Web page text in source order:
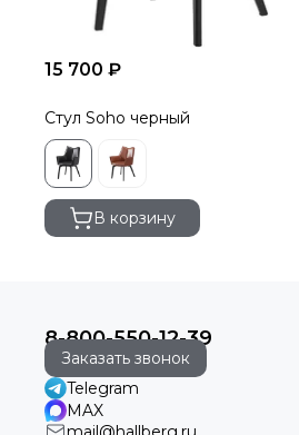
15 700 ₽
Стул Soho черный
В корзину
8-800-550-12-39
Заказать звонок
Telegram
MAX